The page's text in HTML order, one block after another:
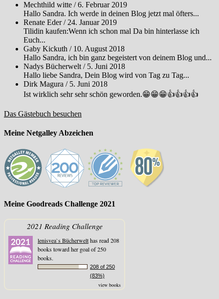
Mechthild witte /6. Februar 2019
Hallo Sandra. Ich werde in deinen Blog jetzt mal öfters...
Renate Eder/ 24. Januar 2019
Tilidin kaufen:Wenn ich schon mal Da bin hinterlasse ich
Euch...
Gaby Kickuth / 10. August 2018
Hallo Sandra, ich bin ganz begeistert von deinem Blog und...
Nadys Bücherwelt / 5. Juni 2018
Hallo liebe Sandra, Dein Blog wird von Tag zu Tag...
Dirk Magura / 5. Juni 2018
Ist wirklich sehr sehr schön geworden.😁😁😁👍👍👍👍
Das Gästebuch besuchen
Meine Netgalley Abzeichen
Meine Goodreads Challenge 2021
2021 Reading Challenge
lenisvea`s Bücherwelthas read 208
books toward her goal of 250
books.
208 of 250
(83%)
view books